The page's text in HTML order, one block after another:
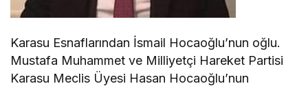
Karasu Esnaflarından İsmail Hocaoğlu’nun oğlu.
Mustafa Muhammet ve Milliyetçi Hareket Partisi
Karasu Meclis Üyesi Hasan Hocaoğlu’nun